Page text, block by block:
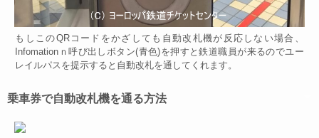
もしこのQRコードをかざしても自動改札機が反応しない場合、
Infomationｎ呼び出しボタン(青色)を押すと鉄道職員が来るのでユー
レイルパスを提示すると自動改札を通してくれます。
乗車券で自動改札機を通る方法